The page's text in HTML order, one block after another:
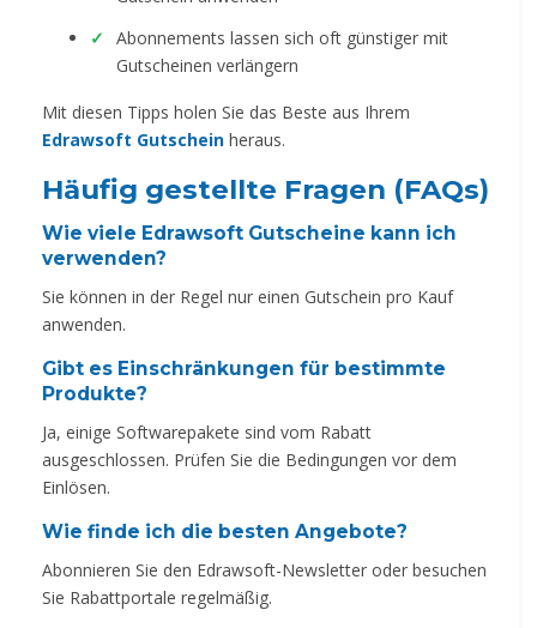
Abonnements lassen sich oft günstiger mit
Gutscheinen verlängern
Mit diesen Tipps holen Sie das Beste aus Ihrem
Edrawsoft Gutschein heraus.
Häufig gestellte Fragen (FAQs)
Wie viele Edrawsoft Gutscheine kann ich
verwenden?
Sie können in der Regel nur einen Gutschein pro Kauf
anwenden.
Gibt es Einschränkungen für bestimmte
Produkte?
Ja, einige Softwarepakete sind vom Rabatt
ausgeschlossen. Prüfen Sie die Bedingungen vor dem
Einlösen.
Wie finde ich die besten Angebote?
Abonnieren Sie den Edrawsoft-Newsletter oder besuchen
Sie Rabattportale regelmäßig.